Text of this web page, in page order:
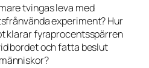
tvingas leva med
experiment? Hur
klarar fyraprocentsspärren
bordet och fatta beslut